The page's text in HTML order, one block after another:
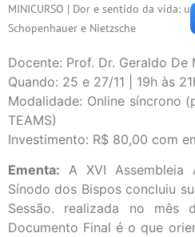
MINICURSO | Dor e sentido da vida:
Schopenhauer e Nietzsche
Docente: Prof. Dr. Geraldo De
Quando: 25 e 27/11 | 19h às
Modalidade: Online síncrono
TEAMS)
Investimento: R$ 80,00 com
Ementa: A XVI Assembleia
Sínodo dos Bispos concluiu
Sessão. realizada no mês
Documento Final é o que